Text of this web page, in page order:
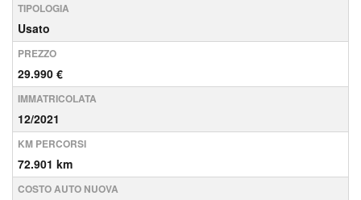
Mp3, Aux-in, Bluetooth), Alfa...
TIPOLOGIA
Usato
PREZZO
29.990 €
IMMATRICOLATA
12/2021
KM PERCORSI
72.901 km
COSTO AUTO NUOVA